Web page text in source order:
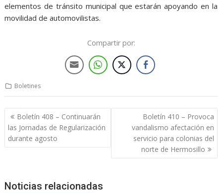
elementos de tránsito municipal que estarán apoyando en la
movilidad de automovilistas.
Compartir por:
Boletines
Boletín 408 – Continuarán
las Jornadas de Regularización
durante agosto
Boletín 410 – Provoca
vandalismo afectación en
servicio para colonias del
norte de Hermosillo
Noticias relacionadas